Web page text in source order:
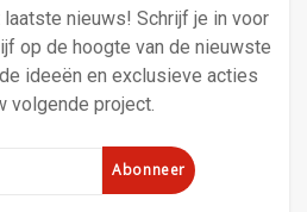
nieuws! Schrijf je in voor
op de hoogte van de nieuwste
ideeën en exclusieve acties
volgende project.
Abonneer